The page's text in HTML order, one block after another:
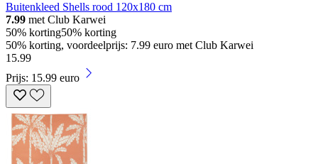
Buitenkleed Shells rood 120x180 cm
7.99 met Club Karwei
50% korting50% korting
50% korting, voordeelprijs: 7.99 euro met Club Karwei
15.99
Prijs: 15.99 euro